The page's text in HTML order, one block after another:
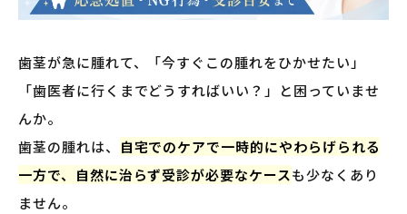
歯茎が急に腫れて、「今すぐこの腫れをひかせたい」
「歯医者に行くまでどうすればいい？」と困っていませ
んか。
歯茎の腫れは、
自宅でのケアで一時的にやわらげられる
一方で、自然に治らず受診が必要なケースも少なくあり
ません。